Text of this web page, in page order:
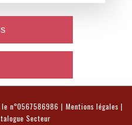
le n°0567586986 | Mentions légales|
Secteur